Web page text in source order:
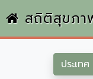
สถิติสุขภา
ประเทศ